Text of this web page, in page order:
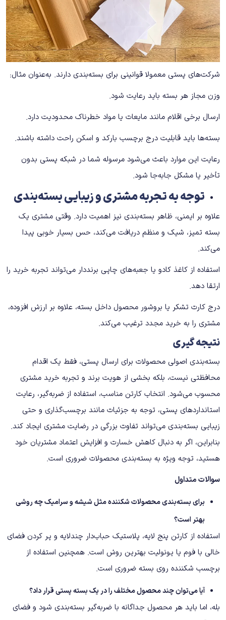
شرکت‌های پستی معمولا قوانینی برای بسته‌بندی دارند. به‌عنوان مثال:
وزن مجاز هر بسته باید رعایت شود.
ارسال برخی اقلام مانند مایعات یا مواد خطرناک محدودیت دارد.
بسته‌ها باید قابلیت درج برچسب بارکد و اسکن راحت داشته باشند.
رعایت این موارد باعث می‌شود مرسوله شما در شبکه پستی بدون
تأخیر یا مشکل جابه‌جا شود.
توجه به تجربه مشتری و زیبایی بسته‌بندی
علاوه بر ایمنی، ظاهر بسته‌بندی نیز اهمیت دارد. وقتی مشتری یک
بسته تمیز، شیک و منظم دریافت می‌کند، حس بسیار خوبی پیدا
می‌کند.
استفاده از کاغذ کادو یا جعبه‌های چاپی برنددار می‌تواند تجربه خرید را
ارتقا دهد.
درج کارت تشکر یا بروشور محصول داخل بسته، علاوه بر ارزش افزوده،
مشتری را به خرید مجدد ترغیب می‌کند.
نتیجه ‌گیری
بسته‌بندی اصولی محصولات برای ارسال پستی، فقط یک اقدام
محافظتی نیست، بلکه بخشی از هویت برند و تجربه خرید مشتری
محسوب می‌شود. انتخاب کارتن مناسب، استفاده از ضربه‌گیر، رعایت
استانداردهای پستی، توجه به جزئیات مانند برچسب‌گذاری و حتی
زیبایی بسته‌بندی می‌تواند تفاوت بزرگی در رضایت مشتری ایجاد کند.
بنابراین، اگر به دنبال کاهش خسارت و افزایش اعتماد مشتریان خود
هستید، توجه ویژه به بسته‌بندی محصولات ضروری است.
سوالات متداول
برای بسته‌بندی محصولات شکننده مثل شیشه و سرامیک چه روشی
بهتر است؟
استفاده از کارتن پنج لایه، پلاستیک حباب‌دار چندلایه و پر کردن فضای
خالی با فوم یا یونولیت بهترین روش است. همچنین استفاده از
برچسب شکننده روی بسته ضروری است.
آیا می‌توان چند محصول مختلف را در یک بسته پستی قرار داد؟
بله، اما باید هر محصول جداگانه با ضربه‌گیر بسته‌بندی شود و فضای